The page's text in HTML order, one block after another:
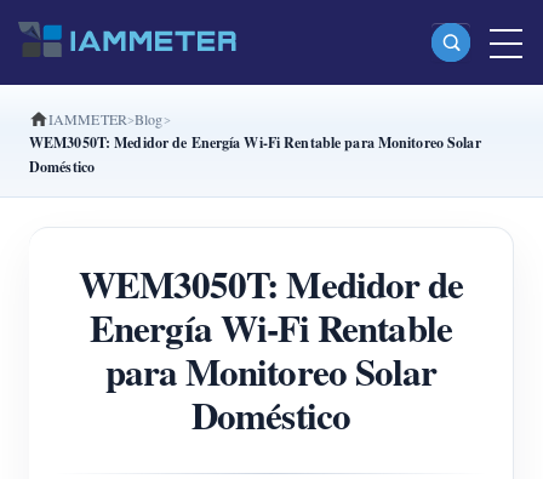
Productos
Medidor Wi-Fi bifásico (WEM2067)
Medidor Wi-Fi trifásico (WEM3080T)
Medidor Wi-Fi trifásico (WEM3046T)
Medidor Wi-Fi trifásico (WEM3050T)
Controlador de potencia WiFi
IAMMETER Blog
WEM3050T: Medidor de Energía Wi-Fi Rentable para Monitoreo Solar
Doméstico
WEM3050T: Medidor de
Energía Wi-Fi Rentable
para Monitoreo Solar
Doméstico